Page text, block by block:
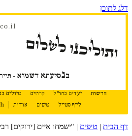
דלג לתוכן
ותוליכנו לשלום
בנסיעתא דשמיא -
חדשות יעדים בחו"ל קרוזים טיולים
לייף סטייל
טיפים אודות
דף הבית | טיפים | "ישמחו איים [ירוקים]